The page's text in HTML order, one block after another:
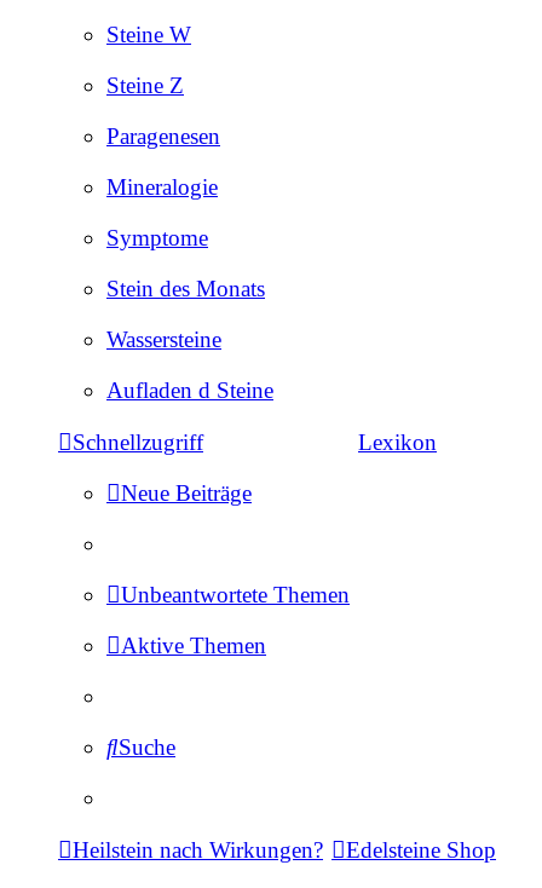
Steine W
Steine Z
Paragenesen
Mineralogie
Symptome
Stein des Monats
Wassersteine
Aufladen d Steine
Schnellzugriff
Neue Beiträge
Unbeantwortete Themen
Aktive Themen
Suche
Lexikon
Heilstein nach Wirkungen? Edelsteine Shop